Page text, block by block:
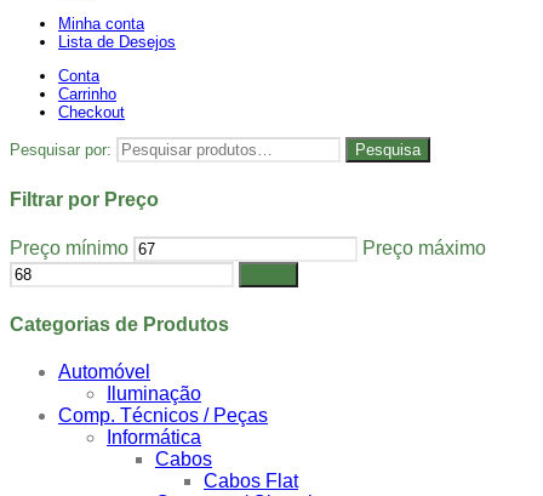
Minha conta
Lista de Desejos
Conta
Carrinho
Checkout
Pesquisar por: Pesquisa
Filtrar por Preço
Preço mínimo Preço máximo
Categorias de Produtos
Automóvel
Iluminação
Comp. Técnicos / Peças
Informática
Cabos
Cabos Flat